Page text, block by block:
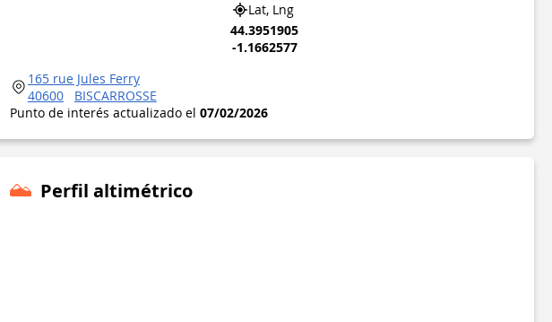
Lat, Lng
44.3951905
-1.1662577
165 rue Jules Ferry
40600
BISCARROSSE
Punto de interés actualizado el 07/02/2026
Perfil altimétrico